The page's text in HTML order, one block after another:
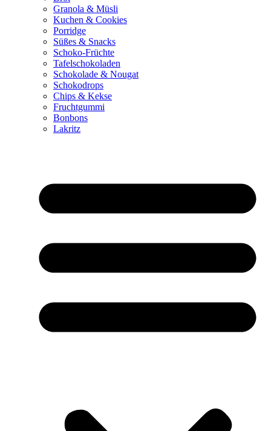
Granola & Müsli
Kuchen & Cookies
Porridge
Süßes & Snacks
Schoko-Früchte
Tafelschokoladen
Schokolade & Nougat
Schokodrops
Chips & Kekse
Fruchtgummi
Bonbons
Lakritz